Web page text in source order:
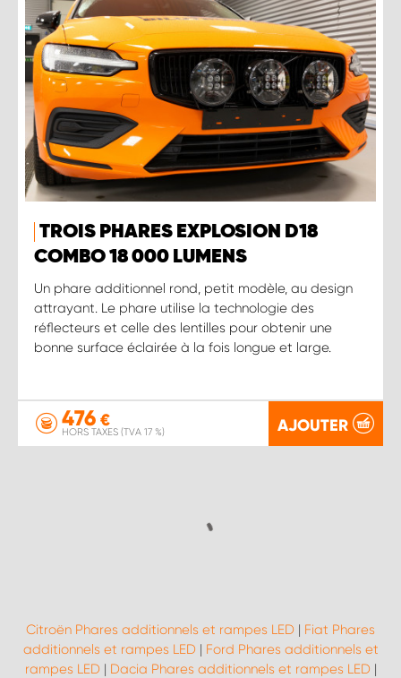
TROIS PHARES EXPLOSION D18
COMBO 18 000 LUMENS
Un phare additionnel rond, petit modèle, au design
attrayant. Le phare utilise la technologie des
réflecteurs et celle des lentilles pour obtenir une
bonne surface éclairée à la fois longue et large.
476 €
HORS TAXES (TVA 17 %) AJOUTER
Citroën Phares additionnels et rampes LED | Fiat Phares
additionnels et rampes LED| Ford Phares additionnels et
rampes LED| Dacia Phares additionnels et rampes LED|